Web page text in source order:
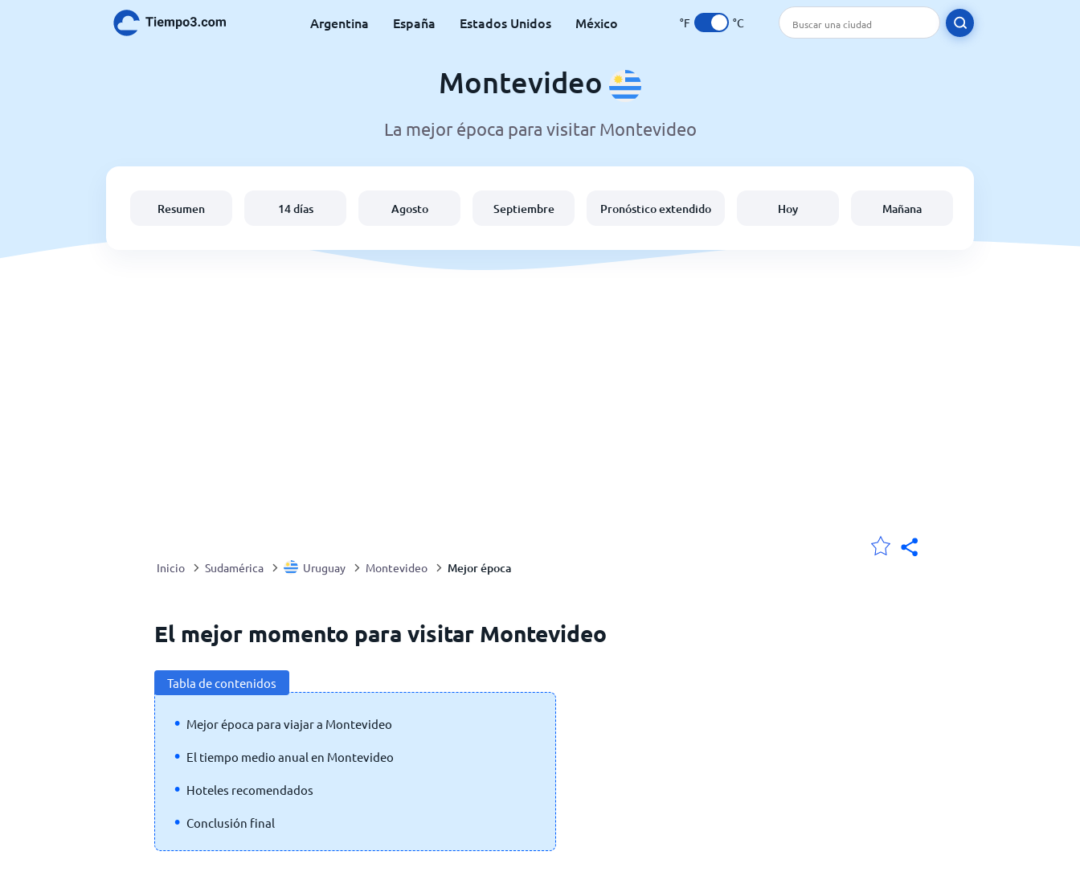
Argentina España Estados Unidos México °F °C
Montevideo
La mejor época para visitar Montevideo
Resumen 14 días Agosto Septiembre Pronóstico extendido Hoy Mañana
Inicio Sudamérica Uruguay Montevideo Mejor época
El mejor momento para visitar Montevideo
Tabla de contenidos
Mejor época para viajar a Montevideo
El tiempo medio anual en Montevideo
Hoteles recomendados
Conclusión final